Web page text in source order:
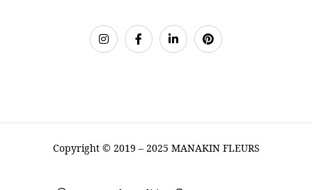
Copyright © 2019 – 2025 MANAKIN FLEURS